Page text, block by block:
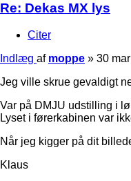
Re: Dekas MX lys
Citer
Indlæg af moppe » 30
Jeg ville skrue gevaldigt
Var på DMJU udstilling i
Lyset i førerkabinen var
Når jeg kigger på dit
Klaus